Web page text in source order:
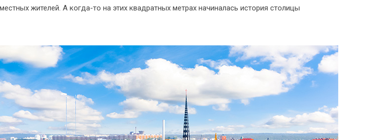
жителей. А когда-то на этих квадратных метрах начиналась история столицы